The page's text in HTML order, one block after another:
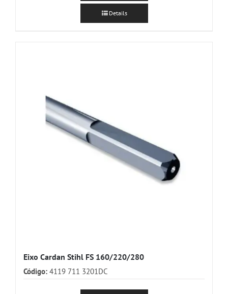
Details
Eixo Cardan Stihl FS 160/220/280
Código: 4119 711 3201DC